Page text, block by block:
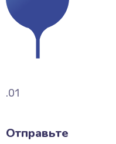
.01
Отправьте